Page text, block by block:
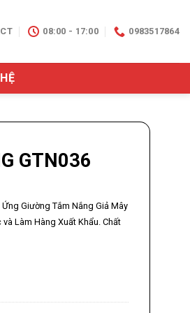
08:00 - 17:00 0983517864
GTN036
Ứng Giường Tắm Nắng Giả Mây
Làm Hàng Xuất Khẩu. Chất